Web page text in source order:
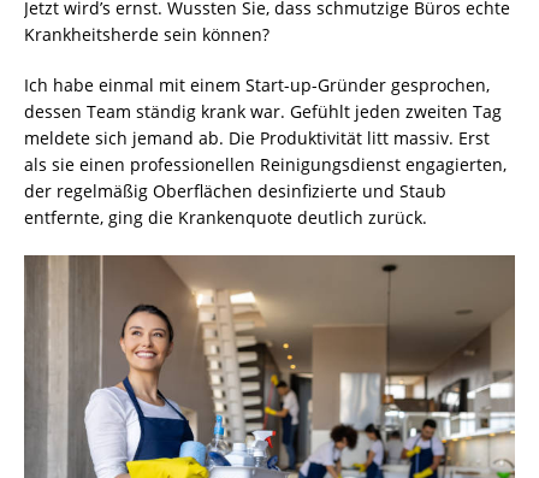
Jetzt wird’s ernst. Wussten Sie, dass schmutzige Büros echte
Krankheitsherde sein können?
Ich habe einmal mit einem Start-up-Gründer gesprochen,
dessen Team ständig krank war. Gefühlt jeden zweiten Tag
meldete sich jemand ab. Die Produktivität litt massiv. Erst
als sie einen professionellen Reinigungsdienst engagierten,
der regelmäßig Oberflächen desinfizierte und Staub
entfernte, ging die Krankenquote deutlich zurück.